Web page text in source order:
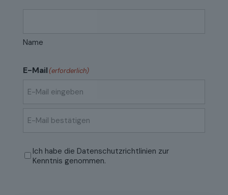
Name
E-Mail(erforderlich)
Mail
Mail
bestätigen
Datenschutzrichtlinien(erforderlich)
Ich habe die Datenschutzrichtlinien zur
Kenntnis genommen.